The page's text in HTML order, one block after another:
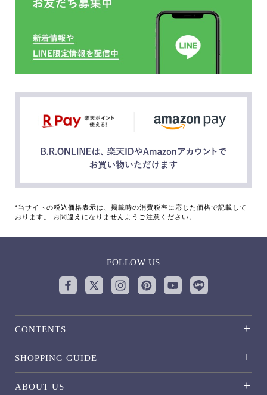
*当サイトの税込価格表示は、掲載時の消費税率に応じた価格で記載して
おります。 お間違えになりませんようご注意ください。
FOLLOW US
CONTENTS
SHOPPING GUIDE
ABOUT US